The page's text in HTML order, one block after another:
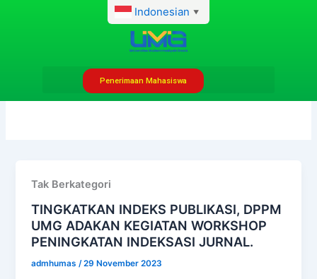
Indonesian ▼
Penerimaan Mahasiswa
29 November 2023
Tak Berkategori
TINGKATKAN INDEKS PUBLIKASI, DPPM
UMG ADAKAN KEGIATAN WORKSHOP
PENINGKATAN INDEKSASI JURNAL.
admhumas /29 November 2023